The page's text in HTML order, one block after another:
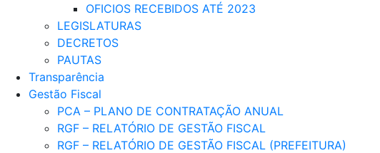
OFICIOS RECEBIDOS ATÉ 2023
LEGISLATURAS
DECRETOS
PAUTAS
Transparência
Gestão Fiscal
PCA – PLANO DE CONTRATAÇÃO ANUAL
RGF – RELATÓRIO DE GESTÃO FISCAL
RGF – RELATÓRIO DE GESTÃO FISCAL (PREFEITURA)